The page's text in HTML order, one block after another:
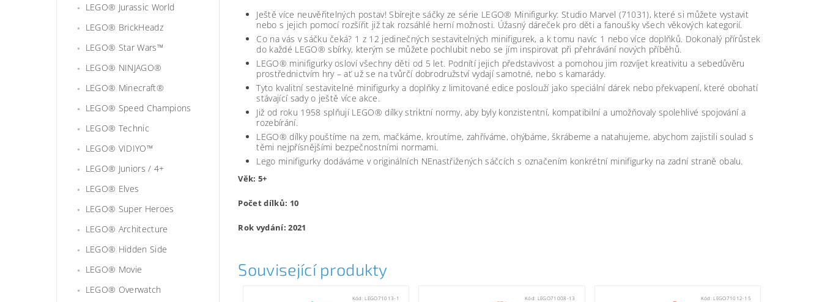
LEGO® Jurassic World
LEGO® BrickHeadz
LEGO® Star Wars™
LEGO® NINJAGO®
LEGO® Minecraft®
LEGO® Speed Champions
LEGO® Technic
LEGO® VIDIYO™
LEGO® Juniors / 4+
LEGO® Elves
LEGO® Super Heroes
LEGO® Architecture
LEGO® Hidden Side
LEGO® Movie
LEGO® Overwatch
Ještě více neuvěřitelných postav! Sbírejte sáčky ze série LEGO® Minifigurky: Studio Marvel (71031), které si můžete vystavit
nebo s jejich pomocí rozšířit již tak rozsáhlé herní možnosti. Úžasný dáreček pro děti a fanoušky všech věkových kategorií.
Co na vás v sáčku čeká? 1 z 12 jedinečných sestavitelných minifigurek, a k tomu navíc 1 nebo více doplňků. Dokonalý přírůstek
do každé LEGO® sbírky, kterým se můžete pochlubit nebo se jím inspirovat při přehrávání nových příběhů.
LEGO® minifigurky osloví všechny děti od 5 let. Podnítí jejich představivost a pomohou jim rozvíjet kreativitu a sebedůvěru
prostřednictvím hry – ať už se na tvůrčí dobrodružství vydají samotné, nebo s kamarády.
Tyto kvalitní sestavitelné minifigurky a doplňky z limitované edice poslouží jako speciální dárek nebo překvapení, které obohatí
stávající sady o ještě více akce.
Již od roku 1958 splňují LEGO® dílky striktní normy, aby byly konzistentní, kompatibilní a umožňovaly spolehlivé spojování a
rozebírání.
LEGO® dílky pouštíme na zem, mačkáme, kroutíme, zahříváme, ohýbáme, škrábeme a natahujeme, abychom zajistili soulad s
těmi nejpřísnějšími bezpečnostními normami.
Lego minifigurky dodáváme v originálních NEnastřižených sáčcích s označením konkrétní minifigurky na zadní straně obalu.
Věk: 5+
Počet dílků: 10
Rok vydání: 2021
Související produkty
Kód:LEGO71013-1 Kód: LEGO71008-13 Kód:LEGO71012-15